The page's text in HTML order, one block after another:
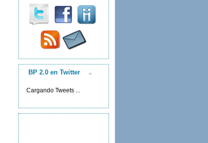
BP 2.0 en Twitter
Cargando Tweets ...